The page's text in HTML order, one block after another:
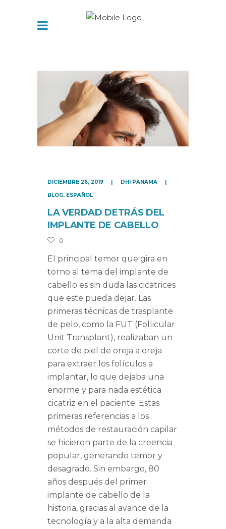
DICIEMBRE 26, 2019
DHI PANAMA
BLOG, ESPAÑOL
LA VERDAD DETRÁS DEL
IMPLANTE DE CABELLO
0
El principal temor que gira en
torno al tema del implante de
cabello es sin duda las cicatrices
que este pueda dejar. Las
primeras técnicas de trasplante
de pelo, como la FUT (Follicular
Unit Transplant), realizaban un
corte de piel de oreja a oreja
para extraer los folículos a
implantar, lo que dejaba una
enorme y para nada estética
cicatriz en el paciente. Estas
primeras referencias a los
métodos de restauración capilar
se hicieron parte de la creencia
popular, generando temor y
desagrado. Sin embargo, 80
años después del primer
implante de cabello de la
historia, gracias al avance de la
tecnología y a la alta demanda